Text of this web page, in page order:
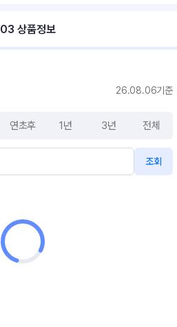
03 상품정보
26.08.06기준
연초후 1년 3년 전체
조회